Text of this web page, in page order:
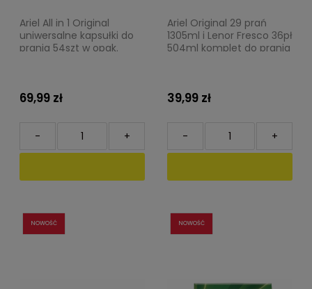
Ariel All in 1 Original
uniwersalne kapsułki do
prania 54szt w opak.
69,99 zł
+
-
Ariel Original 29 prań
1305ml i Lenor Fresco 36pł
504ml komplet do prania
39,99 zł
+
-
NOWOŚĆ NOWOŚĆ